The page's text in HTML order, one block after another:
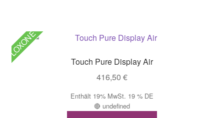
LOXONE
Touch Pure Display Air
416,50 €
Enthält 19% MwSt. 19 % DE
🔴 undefined